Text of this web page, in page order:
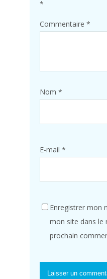
*
Commentaire *
Nom *
E-mail *
Enregistrer mon
mon site dans le
prochain